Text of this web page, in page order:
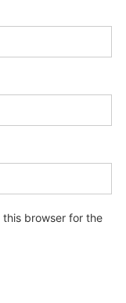
this browser for the